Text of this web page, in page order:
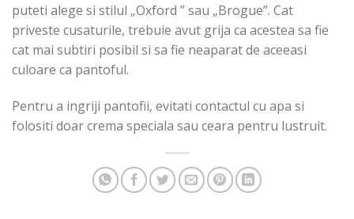
puteti alege si stilul „Oxford ” sau „Brogue”. Cat
priveste cusaturile, trebuie avut grija ca acestea sa fie
cat mai subtiri posibil si sa fie neaparat de aceeasi
culoare ca pantoful.
Pentru a ingriji pantofii, evitati contactul cu apa si
folositi doar crema speciala sau ceara pentru lustruit.